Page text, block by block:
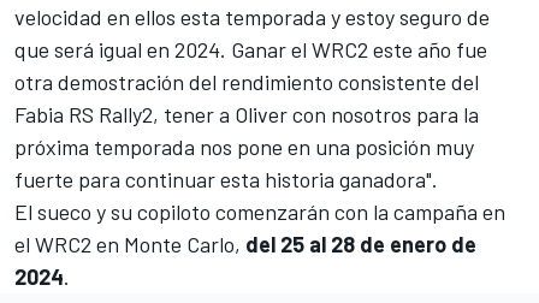
velocidad en ellos esta temporada y estoy seguro de
que será igual en 2024. Ganar el WRC2 este año fue
otra demostración del rendimiento consistente del
Fabia RS Rally2, tener a Oliver con nosotros para la
próxima temporada nos pone en una posición muy
fuerte para continuar esta historia ganadora".
El sueco y su copiloto comenzarán con la campaña en
el WRC2 en Monte Carlo, del 25 al 28 de enero de
2024.